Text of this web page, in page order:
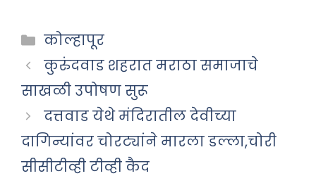
Categories
कोल्हापूर
कुरुंदवाड शहरात मराठा समाजाचे
साखळी उपोषण सुरू
दत्तवाड येथे मंदिरातील देवीच्या
दागिन्यांवर चोरट्यांने मारला डल्ला,चोरी
सीसीटीव्ही टीव्ही कैद